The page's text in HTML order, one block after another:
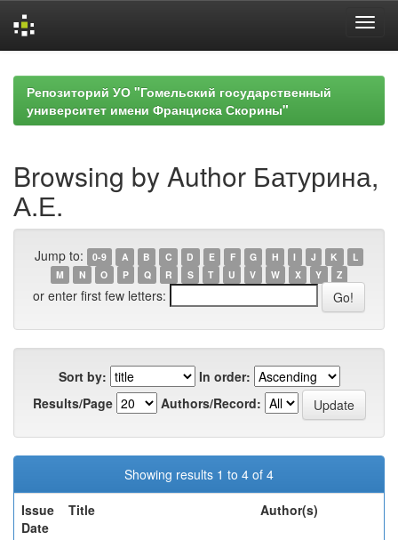
navigationРепозиторий УО "Гомельский государственный
университет имени Франциска Скорины"
Browsing by Author Батурина,
А.Е.
Jump to: 0-9 A B C D E F G H I J K
L
M
N O P Q R S T U V W X Y Z
or enter first few letters:
Sort by:
In order:
Results/Page
Authors/Record:
Showing results 1 to 4 of 4
Issue
Date
Title Author(s)